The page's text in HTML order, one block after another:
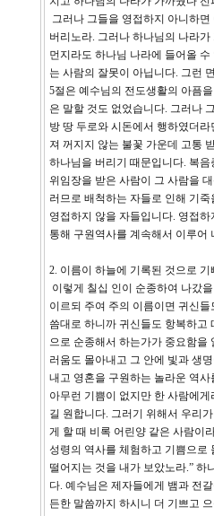
그러나 그들을 영접하지 아니하
버리노라. 그러나 하나님의 나라
먼지라도 하나님 나라에 들어올
는 사람의 잘못이 아닙니다. 그런
5절은 예수님의 전도생활의 아픔
은 말할 것도 없었습니다. 그러나
방 땅 두로와 시돈에서 행하였더
져 꺼지지 않는 불꽃 가운데 고통
하나님을 버리기 때문입니다. 복
위임장을 받은 사람이 그 사람을
러므로 배척하는 자들로 인해 기
영접하지 않을 자들입니다. 영접
통해 구원역사를 계속해서 이루어
2. 이름이 하늘에 기록된 것으로 기
이렇게 칠십 인이 순종하여 나갔
이르되 주여 주의 이름이면 귀신
씀대로 하니까 귀신들도 항복하고
으로 순종해서 하는가가 중요함을
러움도 몰아내고 그 안에 빛과 생
내고 영혼을 구원하는 놀라운 역
아무런 기쁨이 없지만 한 사람에
길 원합니다. 그러기 위해서 우리
게 할 때 비록 어린양 같은 사람이
성령의 역사를 체험하고 기쁨으로
떨어지는 것을 내가 보았노라.” 하
다. 예수님은 제자들에게 뱀과 전
든한 말씀까지 하시니 더 기쁘고